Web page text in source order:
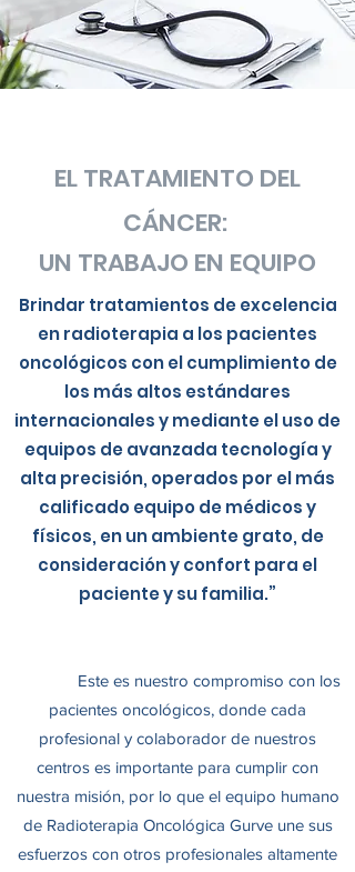
EL TRATAMIENTO DEL
CÁNCER:
UN TRABAJO EN EQUIPO
Brindar tratamientos de excelencia
en radioterapia a los pacientes
oncológicos con el cumplimiento de
los más altos estándares
internacionales y mediante el uso de
equipos de avanzada tecnología y
alta precisión, operados por el más
calificado equipo de médicos y
físicos, en un ambiente grato, de
consideración y confort para el
paciente y su familia.”
Este es nuestro compromiso con los
pacientes oncológicos, donde cada
profesional y colaborador de nuestros
centros es importante para cumplir con
nuestra misión, por lo que el equipo humano
de Radioterapia Oncológica Gurve une sus
esfuerzos con otros profesionales altamente